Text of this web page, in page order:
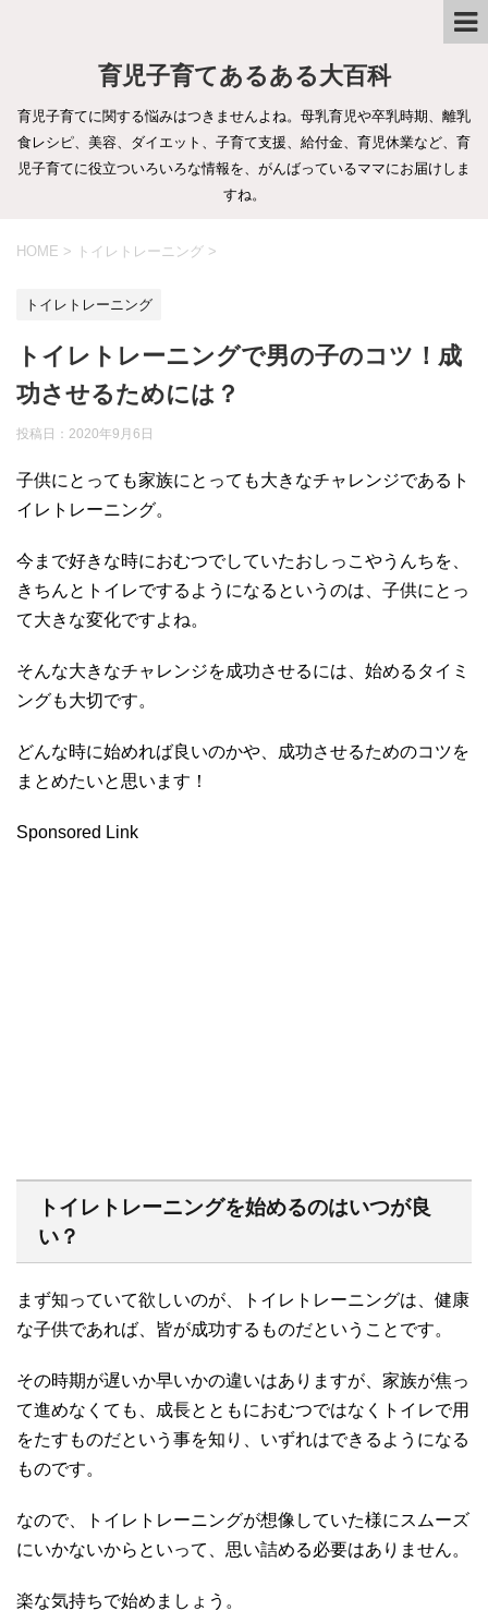
育児子育てあるある大百科
育児子育てに関する悩みはつきませんよね。母乳育児や卒乳時期、離乳
食レシピ、美容、ダイエット、子育て支援、給付金、育児休業など、育
児子育てに役立ついろいろな情報を、がんばっているママにお届けしま
すね。
HOME > トイレトレーニング >
トイレトレーニング
トイレトレーニングで男の子のコツ！成
功させるためには？
投稿日： 2020年9月6日
子供にとっても家族にとっても大きなチャレンジであるト
イレトレーニング。
今まで好きな時におむつでしていたおしっこやうんちを、
きちんとトイレでするようになるというのは、子供にとっ
て大きな変化ですよね。
そんな大きなチャレンジを成功させるには、始めるタイミ
ングも大切です。
どんな時に始めれば良いのかや、成功させるためのコツを
まとめたいと思います！
Sponsored Link
トイレトレーニングを始めるのはいつが良
い？
まず知っていて欲しいのが、トイレトレーニングは、健康
な子供であれば、皆が成功するものだということです。
その時期が遅いか早いかの違いはありますが、家族が焦っ
て進めなくても、成長とともにおむつではなくトイレで用
をたすものだという事を知り、いずれはできるようになる
ものです。
なので、トイレトレーニングが想像していた様にスムーズ
にいかないからといって、思い詰める必要はありません。
楽な気持ちで始めましょう。